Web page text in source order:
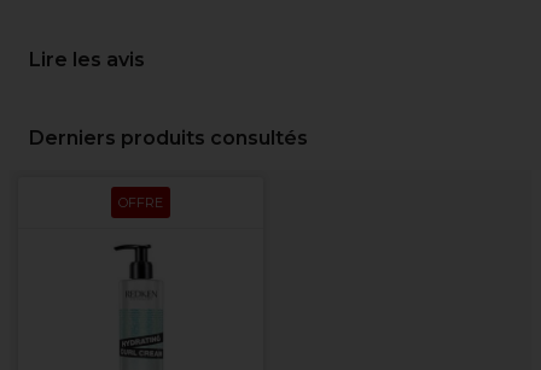
Lire les avis
Derniers produits consultés
OFFRE